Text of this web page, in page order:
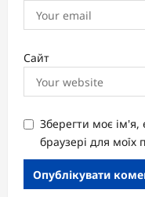
Сайт
Зберегти моє ім'я,
браузері для моїх